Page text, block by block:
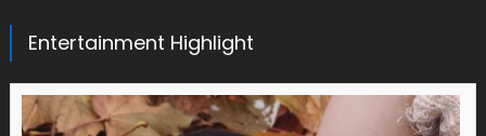
Entertainment Highlight